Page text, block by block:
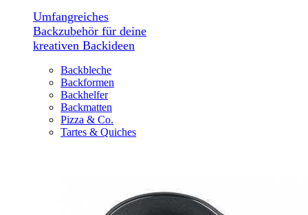
Umfangreiches
Backzubehör für deine
kreativen Backideen
Backbleche
Backformen
Backhelfer
Backmatten
Pizza & Co.
Tartes & Quiches